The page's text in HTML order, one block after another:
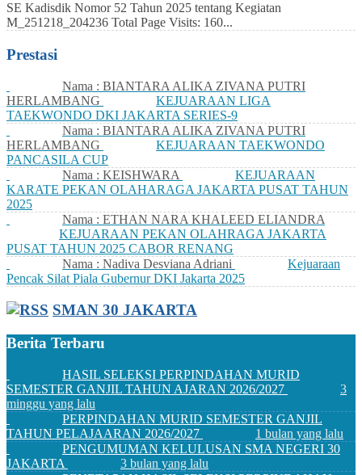
SE Kadisdik Nomor 52 Tahun 2025 tentang Kegiatan
M_251218_204236 Total Page Visits: 160...
Prestasi
Nama : BIANTARA ALIKA ZIVANA PUTRI
HERLAMBANG
KEJUARAAN LIGA
TAEKWONDO DKI JAKARTA SERIES-9
Nama : BIANTARA ALIKA ZIVANA PUTRI
HERLAMBANG
KEJUARAAN TAEKWONDO
PANCASILA CUP
Nama : KEISHWARA
KEJUARAAN
KARATE PEKAN OLAHARAGA JAKARTA PUSAT TAHUN
2025
Nama : ETHAN NARA KHALEED ELIANDRA
KEJUARAAN PEKAN OLAHRAGA JAKARTA
PUSAT TAHUN 2025 CABOR RENANG
Nama : Nadiva Desviana Adriani
Kejuaraan
Pencak Silat Piala Gubernur DKI Jakarta 2025
SMAN 30 JAKARTA
Berita Terbaru
HASIL SELEKSI PERPINDAHAN MURID
SEMESTER GANJIL TAHUN AJARAN 2026/2027
3
minggu yang lalu
PERPINDAHAN MURID SEMESTER GANJIL
TAHUN PELAJAARAN 2026/2027
1 bulan yang lalu
PENGUMUMAN KELULUSAN SMA NEGERI 30
JAKARTA
3 bulan yang lalu